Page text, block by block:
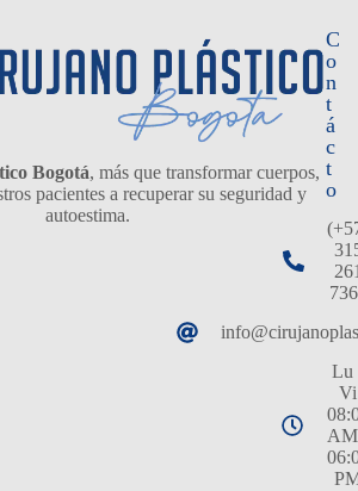
Bogotá, más que transformar cuerpos,
pacientes a recuperar su seguridad y
autoestima.
C
o
n
t
á
c
t
o
Lu
Vi